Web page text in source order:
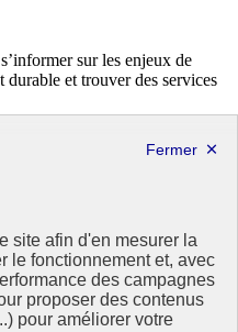
site afin d'en mesurer la
le fonctionnement et, avec
des campagnes
proposer des contenus
pour améliorer votre
sur les enjeux de
et trouver des services
fenêtre